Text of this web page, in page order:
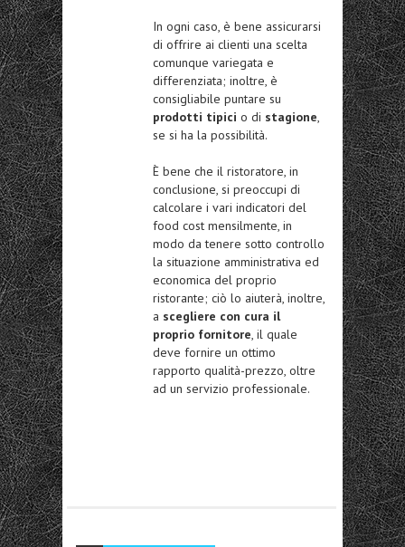
In ogni caso, è bene assicurarsi
di offrire ai clienti una scelta
comunque variegata e
differenziata; inoltre, è
consigliabile puntare su
prodotti tipici o di stagione,
se si ha la possibilità.
È bene che il ristoratore, in
conclusione, si preoccupi di
calcolare i vari indicatori del
food cost mensilmente, in
modo da tenere sotto controllo
la situazione amministrativa ed
economica del proprio
ristorante; ciò lo aiuterà, inoltre,
a scegliere con cura il
proprio fornitore, il quale
deve fornire un ottimo
rapporto qualità-prezzo, oltre
ad un servizio professionale.